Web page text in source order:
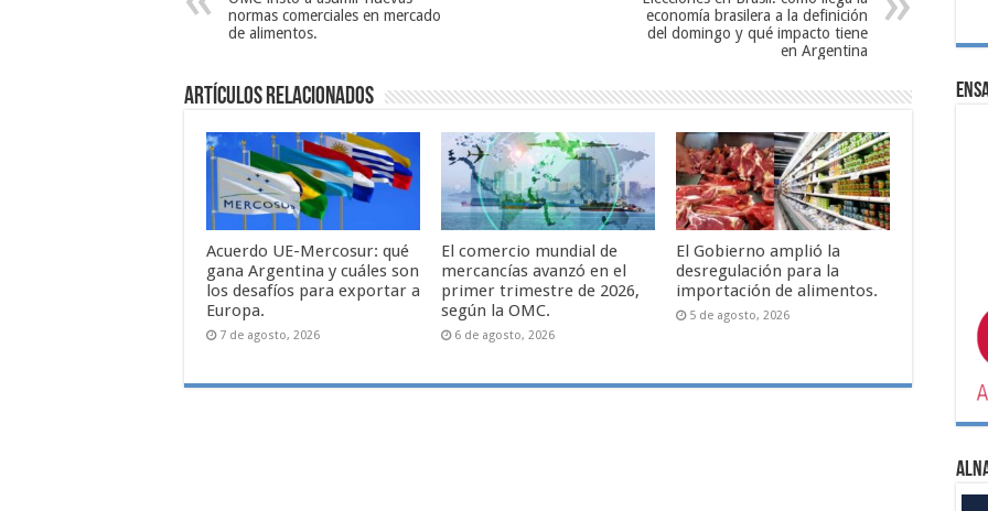
normas comerciales en mercado
de alimentos.
economía brasilera a la definición
del domingo y qué impacto tiene
en Argentina
Artículos relacionados
Acuerdo UE-Mercosur: qué
gana Argentina y cuáles son
los desafíos para exportar a
Europa.
7 de agosto, 2026
El comercio mundial de
mercancías avanzó en el
primer trimestre de 2026,
según la OMC.
6 de agosto, 2026
El Gobierno amplió la
desregulación para la
importación de alimentos.
5 de agosto, 2026